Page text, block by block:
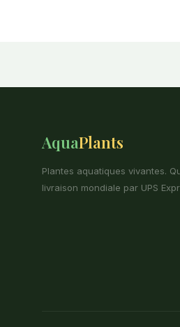
AquaPlants
Plantes aquatiques vivantes.
livraison mondiale par UPS